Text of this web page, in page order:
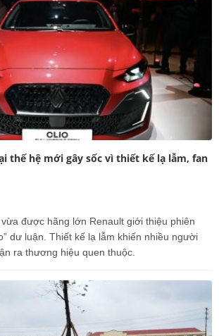
thế hệ mới gây sốc vì thiết kế lạ lẫm, fan
được hãng lớn Renault giới thiệu phiên
dư luận. Thiết kế lạ lẫm khiến nhiều người
ra thương hiệu quen thuộc.